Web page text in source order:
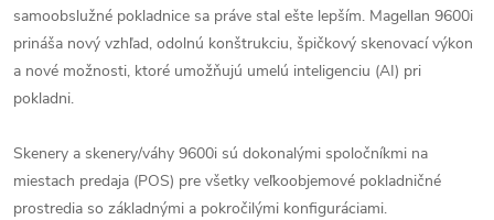
samoobslužné pokladnice sa práve stal ešte lepším. Magellan 9600i
prináša nový vzhľad, odolnú konštrukciu, špičkový skenovací výkon
a nové možnosti, ktoré umožňujú umelú inteligenciu (AI) pri
pokladni.
Skenery a skenery/váhy 9600i sú dokonalými spoločníkmi na
miestach predaja (POS) pre všetky veľkoobjemové pokladničné
prostredia so základnými a pokročilými konfiguráciami.